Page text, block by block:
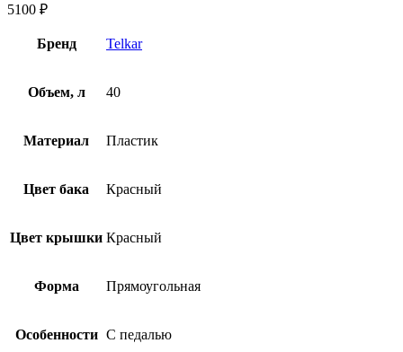
5100 ₽
Бренд Telkar
Объем, л 40
Материал Пластик
Цвет бака Красный
Цвет крышки Красный
Форма Прямоугольная
Особенности С педалью